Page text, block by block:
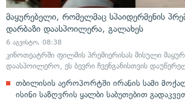
მაყურებელი, რომელმაც სპაიდერმენის
დარბაზი დაასპოილერა, გალახეს
6 აგვისტო, 08:38
კინოთეატრში ფილმის პრემიერისას მისული
დაასპოილერო, ეს ბევრი ჩვენგანისთვის
თბილისის აეროპორტში ირანის სამი
ისინი საზღვრის ყალბი საბუთებით